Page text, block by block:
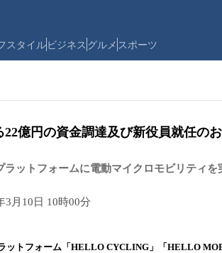
スタイルビジネス グルメ スポーツ
億円の資金調達及び新役員就任の
ラットフォームに電動マイクロモビリティを
3月10日 10時00分
ットフォーム「HELLO CYCLING」「HELLO